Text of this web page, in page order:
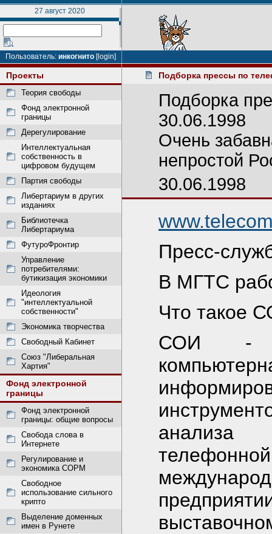
27 август 2020
Пользователь: инкогнито [login]
Проекты
Теория свободы
Фонд электронной
границы
Дерегулирование
Интеллектуальная
собственность в
цифровом будущем
Партия свободы
Либертариум в других
изданиях
Библиотечка
Либертариума
ФутуроФронтир
Управление
потребителями:
бутикизация экономики
Идеология
"интеллектуальной
собственности"
Экономика творчества
Свободный Кабинет
Союз "Либеральная
Хартия"
Фонд электронной
границы
Фонд электронной
границы: общие вопросы
Свобода слова в
Интернете
Регулирование и
экономика СОРМ
Свободное
использование сильного
крипто
Выделение доменных
имен в Рунете
Подборка прессы по
Подборка
30.06.1998
Очень
непростой
30.06.1998
Пресс-
В МГТС
Что такое
СОИ -
анализа